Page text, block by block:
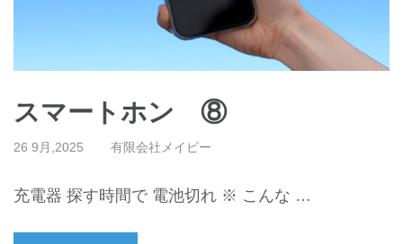
スマートホン ⑧
26 9月,2025 有限会社メイビー
充電器 探す時間で 電池切れ ※ こんな …